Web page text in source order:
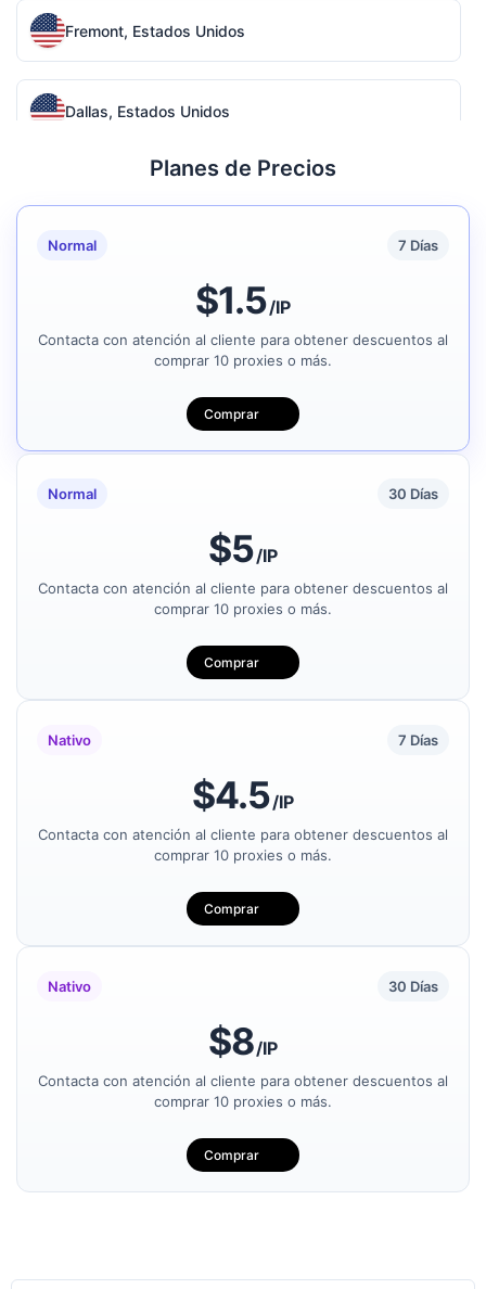
Fremont, Estados Unidos
Dallas, Estados Unidos
Portland, Estados Unidos
Chicago, Estados Unidos
Los Angeles, Estados Unidos
Fremont, Estados Unidos
Brazil, Brasil
San Francisco, Estados Unidos
Washington, Estados Unidos
Planes de Precios
Normal 7 Días
$1.5/IP
Contacta con atención al cliente para obtener descuentos al
comprar 10 proxies o más.
Comprar
Normal 30 Días
$5/IP
Contacta con atención al cliente para obtener descuentos al
comprar 10 proxies o más.
Comprar
Nativo 7 Días
$4.5/IP
Contacta con atención al cliente para obtener descuentos al
comprar 10 proxies o más.
Comprar
Nativo 30 Días
$8/IP
Contacta con atención al cliente para obtener descuentos al
comprar 10 proxies o más.
Comprar